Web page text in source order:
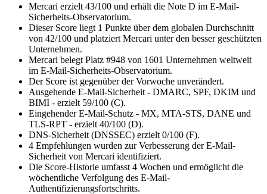
Mercari erzielt 43/100 und erhält die Note D im E-Mail-
Sicherheits-Observatorium.
Dieser Score liegt 1 Punkte über dem globalen Durchschnitt
von 42/100 und platziert Mercari unter den besser geschützten
Unternehmen.
Mercari belegt Platz #948 von 1601 Unternehmen weltweit
im E-Mail-Sicherheits-Observatorium.
Der Score ist gegenüber der Vorwoche unverändert.
Ausgehende E-Mail-Sicherheit - DMARC, SPF, DKIM und
BIMI - erzielt 59/100 (C).
Eingehender E-Mail-Schutz - MX, MTA-STS, DANE und
TLS-RPT - erzielt 40/100 (D).
DNS-Sicherheit (DNSSEC) erzielt 0/100 (F).
4 Empfehlungen wurden zur Verbesserung der E-Mail-
Sicherheit von Mercari identifiziert.
Die Score-Historie umfasst 4 Wochen und ermöglicht die
wöchentliche Verfolgung des E-Mail-
Authentifizierungsfortschritts.